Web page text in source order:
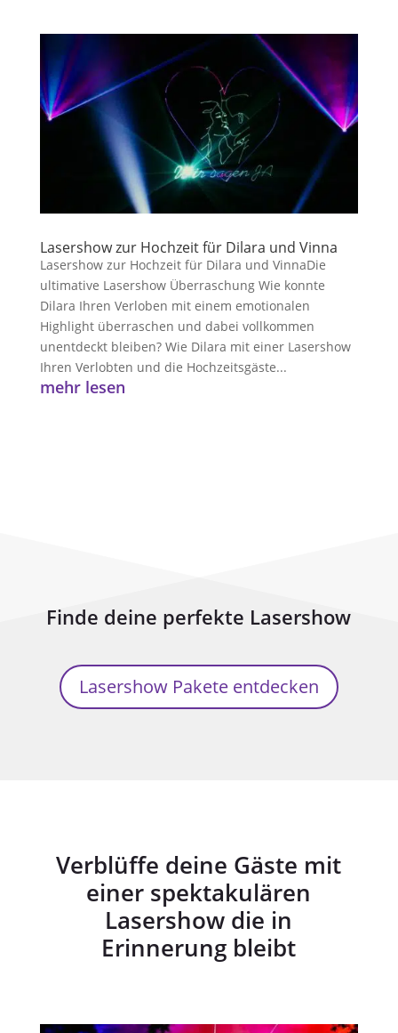
Lasershow zur Hochzeit für Dilara und Vinna
Lasershow zur Hochzeit für Dilara und VinnaDie
ultimative Lasershow Überraschung Wie konnte
Dilara Ihren Verloben mit einem emotionalen
Highlight überraschen und dabei vollkommen
unentdeckt bleiben? Wie Dilara mit einer Lasershow
Ihren Verlobten und die Hochzeitsgäste...
mehr lesen
Finde deine perfekte Lasershow
Lasershow Pakete entdecken
Verblüffe deine Gäste mit
einer spektakulären
Lasershow die in
Erinnerung bleibt